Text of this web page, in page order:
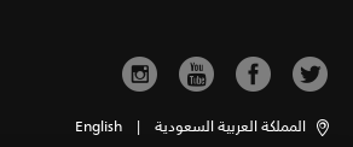
المملكة العربية السعودية |
English